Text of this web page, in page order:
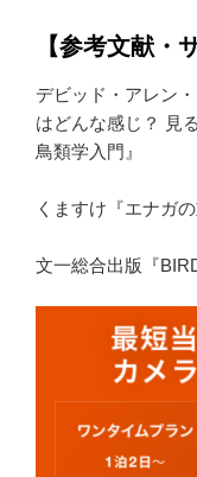
【参考文献・
デビッド・アレン
はどんな感じ？ 見
鳥類学入門』
くますけ『エナガ
文一総合出版『